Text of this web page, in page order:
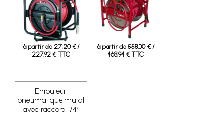
à partir de271.20 €/
227.92 € TTC
à partir de558.00 €/
468.94 € TTC
Enrouleur
pneumatique mural
avec raccord 1/4”